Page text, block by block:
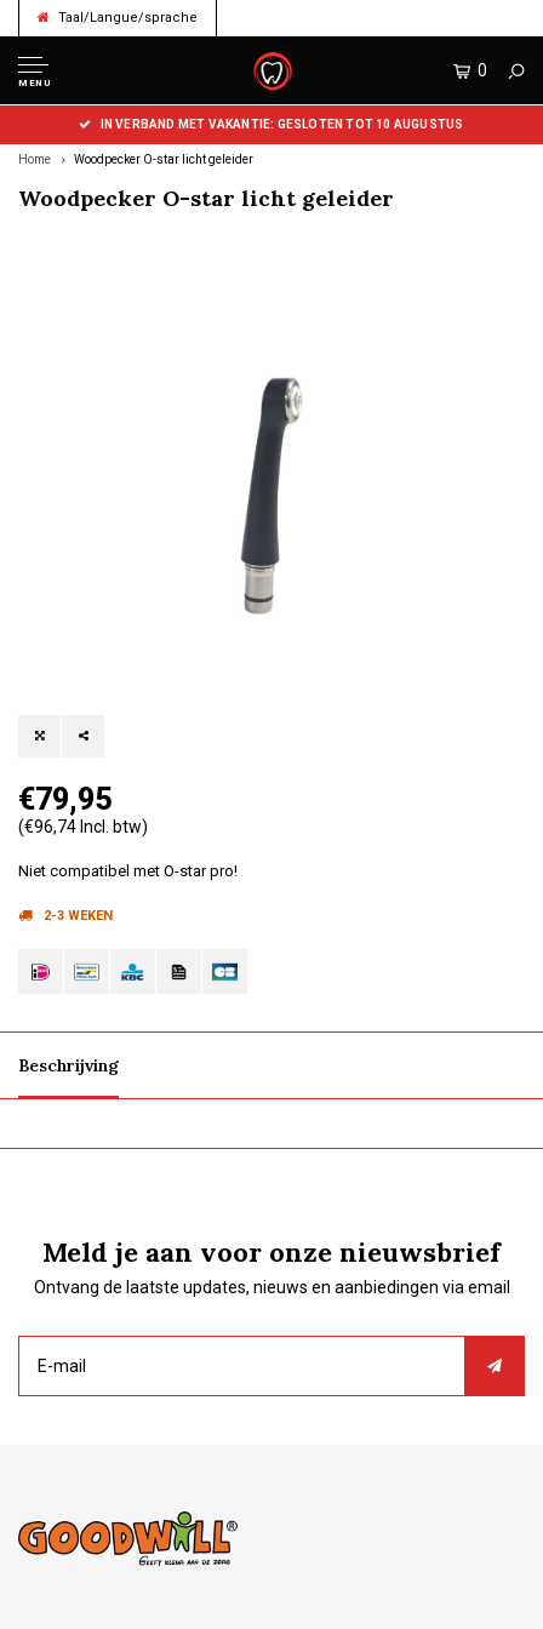
Taal/Langue/sprache
MENU
0
IN VERBAND MET VAKANTIE: GESLOTEN TOT 10 AUGUSTUS
Home Woodpecker O-star licht geleider
Woodpecker O-star licht geleider
€79,95
(€96,74 Incl. btw)
Niet compatibel met O-star pro!
2-3 WEKEN
Beschrijving
Meld je aan voor onze nieuwsbrief
Ontvang de laatste updates, nieuws en aanbiedingen via email